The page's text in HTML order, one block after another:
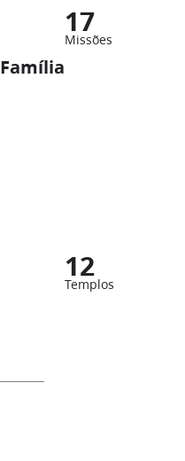
17
Missões
12
Templos